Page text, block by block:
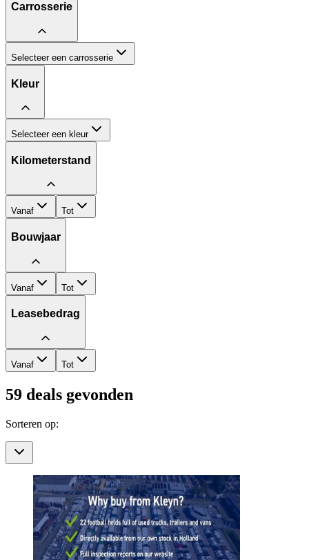
Carrosserie
Selecteer een carrosserie
Kleur
Selecteer een kleur
Kilometerstand
Vanaf Tot
Bouwjaar
Vanaf Tot
Leasebedrag
Vanaf Tot
59 deals gevonden
Sorteren op: